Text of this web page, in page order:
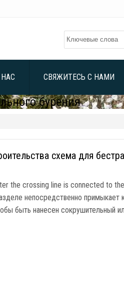
СВЯЖИТЕСЬ С НАМИ
бурения
схема для
the crossing line is connected to
непосредственно примыкает
быть нанесен сокрушительный